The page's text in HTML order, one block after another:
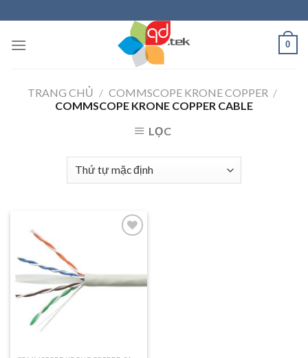
content
0
TRANG CHỦ / COMMSCOPE KRONE COPPER /
COMMSCOPE KRONE COPPER CABLE
LỌC